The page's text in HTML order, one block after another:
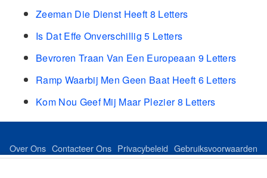
Zeeman Die Dienst Heeft 8 Letters
Is Dat Effe Onverschillig 5 Letters
Bevroren Traan Van Een Europeaan 9 Letters
Ramp Waarbij Men Geen Baat Heeft 6 Letters
Kom Nou Geef Mij Maar Plezier 8 Letters
Over Ons Contacteer Ons Privacybeleid Gebruiksvoorwaarden